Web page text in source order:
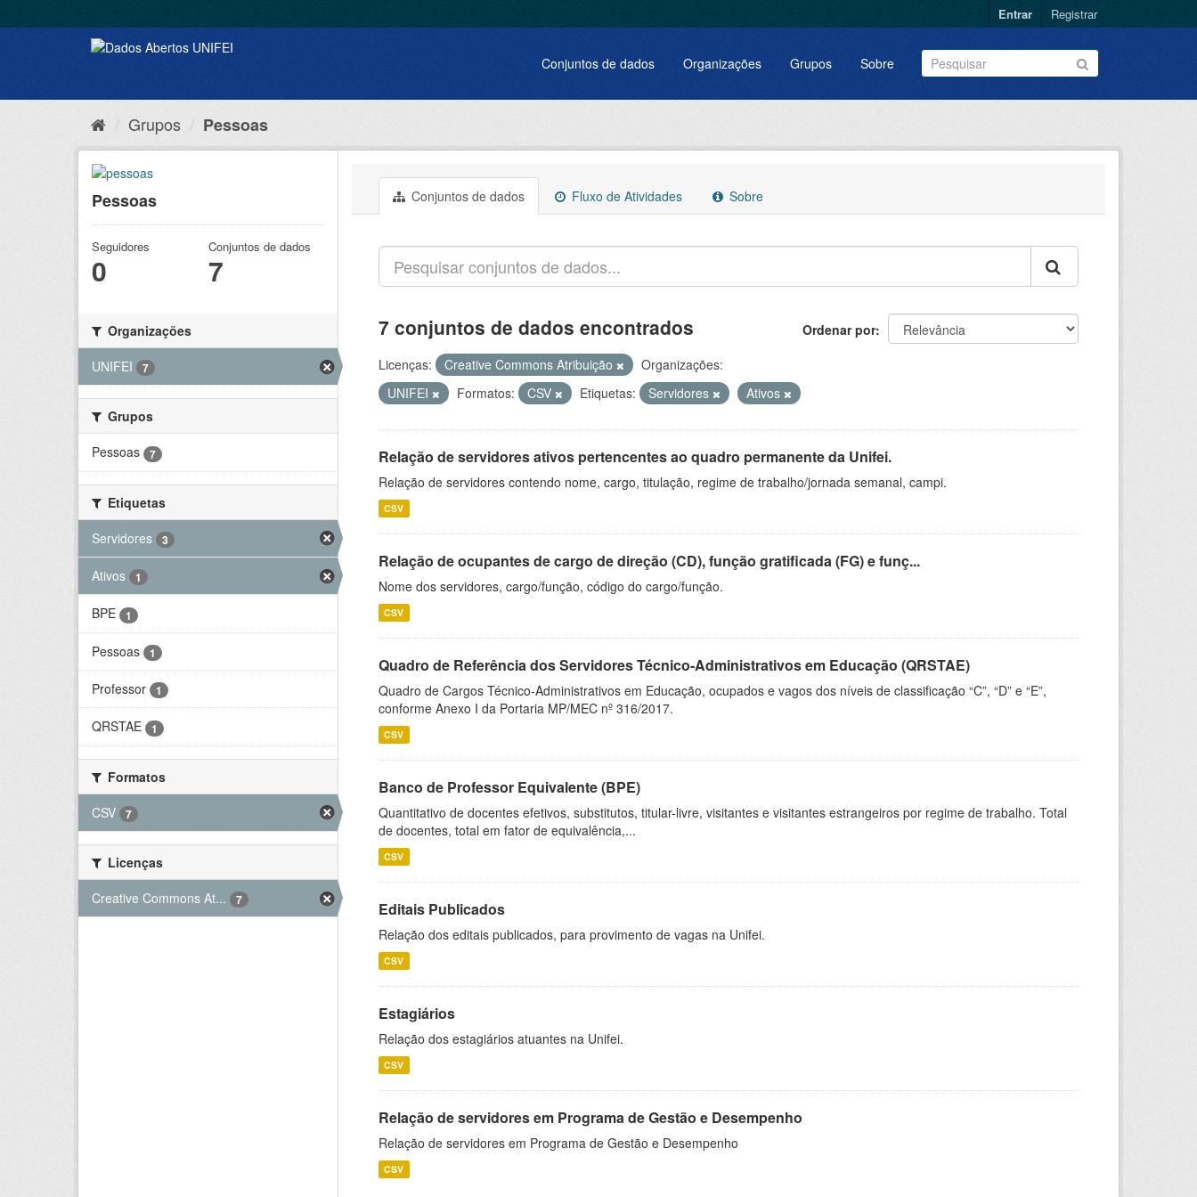
Entrar Registrar
Conjuntos de dados Organizações Grupos Sobre
Grupos Pessoas
Pessoas
Seguidores
0
Conjuntos de dados
7
Organizações
UNIFEI
7
Grupos
Pessoas
7
Etiquetas
Servidores
3
Ativos 1
BPE 1
Pessoas 1
Professor 1
QRSTAE 1
Formatos
CSV
7
Licenças
Creative Commons At...
7
Conjuntos de dados Fluxo de Atividades Sobre
Ordenar por
7 conjuntos de dados encontrados
Licenças: Creative Commons Atribuição
Organizações:
UNIFEI
Formatos: CSV Etiquetas: Servidores Ativos
Relação de servidores ativos pertencentes ao quadro permanente da Unifei.
Relação de servidores contendo nome, cargo, titulação, regime de trabalho/jornada semanal, campi.
CSV
Relação de ocupantes de cargo de direção (CD), função gratificada (FG) e funç...
Nome dos servidores, cargo/função, código do cargo/função.
CSV
Quadro de Referência dos Servidores Técnico-Administrativos em Educação (QRSTAE)
Quadro de Cargos Técnico-Administrativos em Educação, ocupados e vagos dos níveis de classificação “C”, “D” e “E”,
conforme Anexo I da Portaria MP/MEC nº 316/2017.
CSV
Banco de Professor Equivalente (BPE)
Quantitativo de docentes efetivos, substitutos, titular-livre, visitantes e visitantes estrangeiros por regime de trabalho. Total
de docentes, total em fator de equivalência,...
CSV
Editais Publicados
Relação dos editais publicados, para provimento de vagas na Unifei.
CSV
Estagiários
Relação dos estagiários atuantes na Unifei.
CSV
Relação de servidores em Programa de Gestão e Desempenho
Relação de servidores em Programa de Gestão e Desempenho
CSV